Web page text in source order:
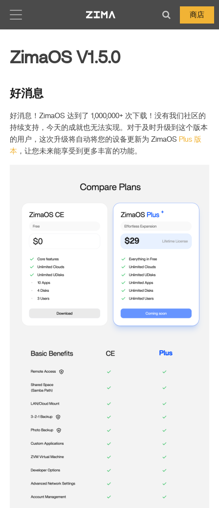
商店
ZimaOS V1.5.0
好消息
好消息！ZimaOS 达到了 1,000,000+ 次下载！没有我们社区的
持续支持，今天的成就也无法实现。对于及时升级到这个版本
的用户，这次升级将自动将您的设备更新为 ZimaOS Plus 版
本 ，让您未来能享受到更多丰富的功能。